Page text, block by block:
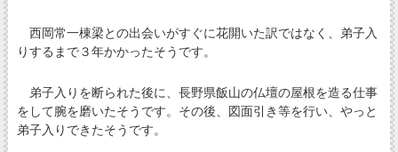
西岡常一棟梁との出会いがすぐに花開いた訳ではなく、弟子入
りするまで３年かかったそうです。
弟子入りを断られた後に、長野県飯山の仏壇の屋根を造る仕事
をして腕を磨いたそうです。その後、図面引き等を行い、やっと
弟子入りできたそうです。